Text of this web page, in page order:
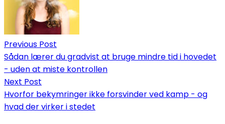
Previous Post
Sådan lærer du gradvist at bruge mindre tid i hovedet
- uden at miste kontrollen
Next Post
Hvorfor bekymringer ikke forsvinder ved kamp - og
hvad der virker i stedet